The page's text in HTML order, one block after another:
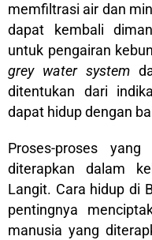
memfiltrasi air dan
dapat kembali
untuk pengairan
grey water system
ditentukan dari
dapat hidup dengan
Proses-proses
diterapkan dalam
Langit. Cara hidup di
pentingnya
manusia yang